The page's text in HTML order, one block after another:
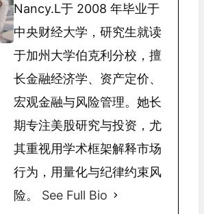
Nancy.L于 2008 年毕业于
中央财经大学，研究生就读
于加州大学伯克利分校，擅
长金融经济学、资产定价、
宏观金融与风险管理。她长
期专注美股研究与投资，尤
其重视用学术框架解释市场
行为，用量化与纪律约束风
险。 See Full Bio